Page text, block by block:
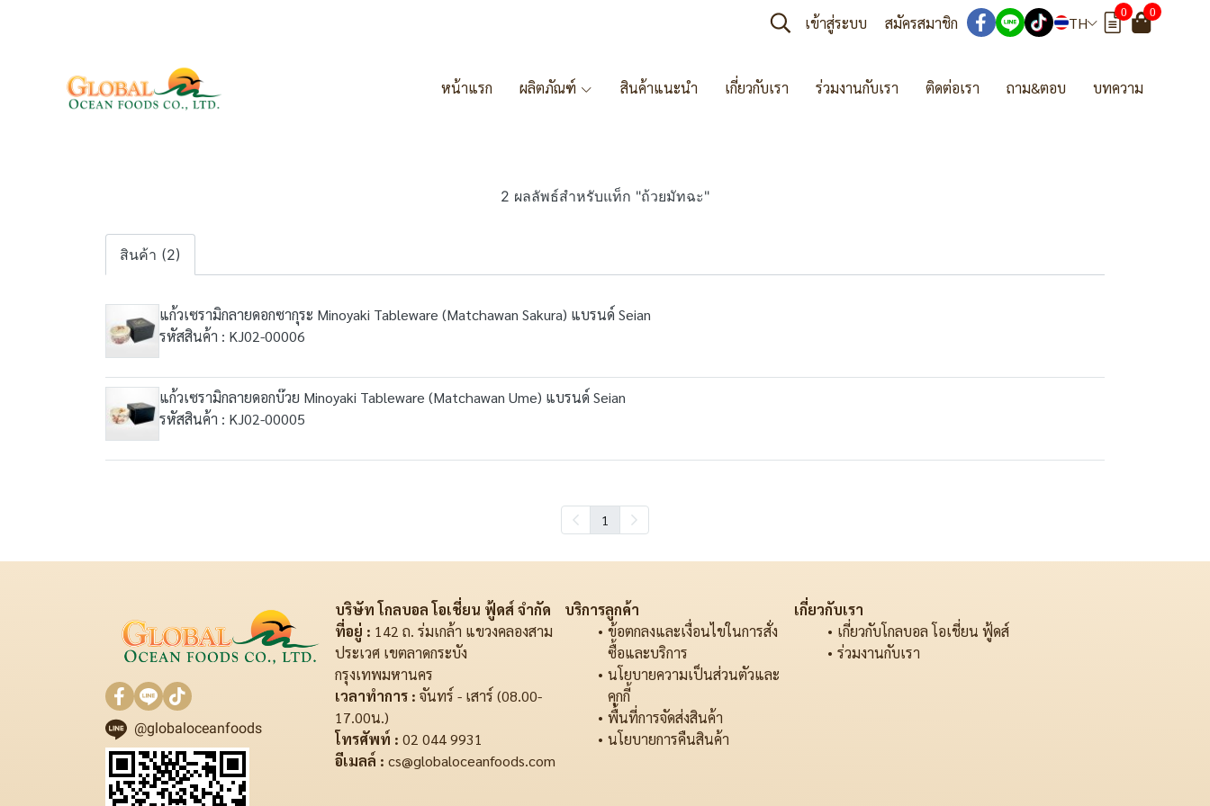
เข้าสู่ระบบ สมัครสมาชิก TH
0 0
หน้าแรก ผลิตภัณฑ์ สินค้าแนะนำ เกี่ยวกับเรา ร่วมงานกับเรา ติดต่อเรา ถาม&ตอบ บทความ
2 ผลลัพธ์สำหรับแท็ก "ถ้วยมัทฉะ"
สินค้า (2)
แก้วเซรามิกลายดอกซากุระ Minoyaki Tableware (Matchawan Sakura) แบรนด์ Seian
รหัสสินค้า : KJ02-00006
แก้วเซรามิกลายดอกบ๊วย Minoyaki Tableware (Matchawan Ume) แบรนด์ Seian
รหัสสินค้า : KJ02-00005
1
@globaloceanfoods
บริษัท โกลบอล โอเชี่ยน ฟู้ดส์ จำกัด
ที่อยู่ : 142 ถ. ร่มเกล้า แขวงคลองสาม
ประเวศ เขตลาดกระบัง
กรุงเทพมหานคร
เวลาทำการ : จันทร์ - เสาร์ (08.00-
17.00น.)
โทรศัพท์ : 02 044 9931
อีเมลล์ : cs@globaloceanfoods.com
บริการลูกค้า
ข้อตกลงและเงื่อนไขในการสั่ง
ซื้อและบริการ
นโยบายความเป็นส่วนตัวและ
คุกกี้
พื้นที่การจัดส่งสินค้า
นโยบายการคืนสินค้า
เกี่ยวกับเรา
เกี่ยวกับโกลบอล โอเชี่ยน ฟู้ดส์
ร่วมงานกับเรา